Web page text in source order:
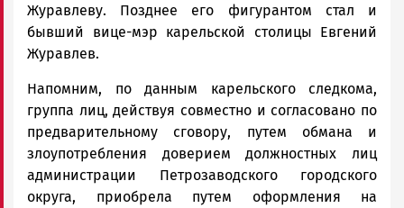
Журавлеву. Позднее его фигурантом стал и
бывший вице-мэр карельской столицы Евгений
Журавлев.
Напомним, по данным карельского следкома,
группа лиц, действуя совместно и согласовано по
предварительному сговору, путем обмана и
злоупотребления доверием должностных лиц
администрации Петрозаводского городского
округа, приобрела путем оформления на